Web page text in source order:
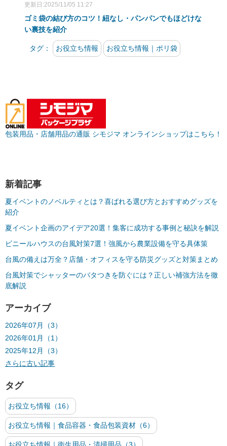
更新日:2025/11/05 11:27
ゴミ袋の結び方のコツ！紐なし・パンパンでもほどけな
い裏技を紹介
タグ： お役立ち情報 お役立ち情報｜ポリ袋
包装用品・店舗用品の通販 シモジマ オンラインショップはこちら！
新着記事
夏イベントのノベルティとは？喜ばれる選び方とおすすめグッズを
紹介
夏イベント企画のアイデア20選！集客に成功する事例と秘訣を解説
ビニールハウスの台風対策7選！強風から農業設備を守る具体策
台風の備えは万全？店舗・オフィスを守る防災グッズと対策まとめ
台風対策でシャッターのバタつきを防ぐには？正しい補強方法を徹
底解説
アーカイブ
2026年07月（3）
2026年01月（1）
2025年12月（3）
さらに古い記事
タグ
お役立ち情報（16）
お役立ち情報｜食品容器・食品包装資材（6）